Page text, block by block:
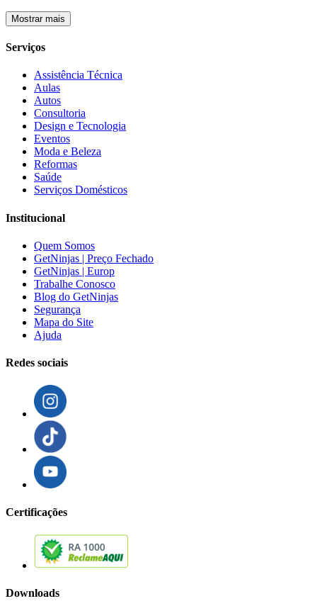
Mostrar mais
Serviços
Assistência Técnica
Aulas
Autos
Consultoria
Design e Tecnologia
Eventos
Moda e Beleza
Reformas
Saúde
Serviços Domésticos
Institucional
Quem Somos
GetNinjas | Preço Fechado
GetNinjas | Europ
Trabalhe Conosco
Blog do GetNinjas
Segurança
Mapa do Site
Ajuda
Redes sociais
Certificações
Downloads